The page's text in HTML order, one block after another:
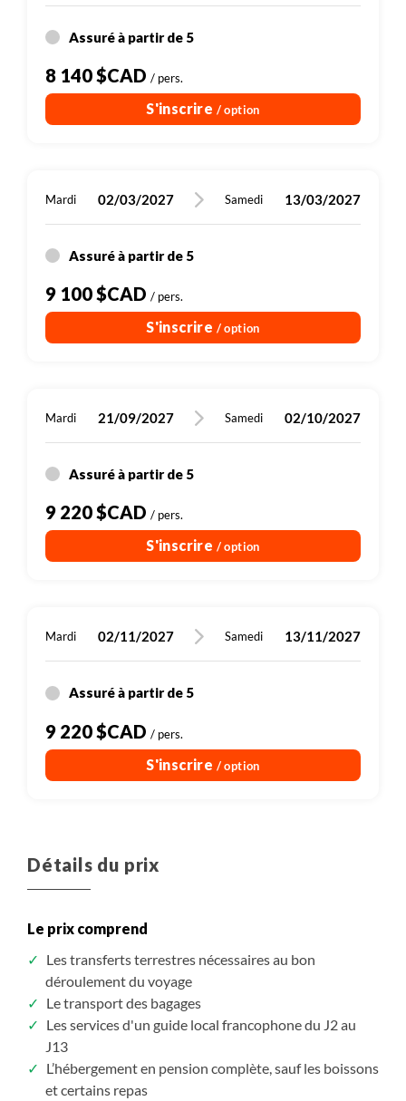
chanter au sein du temple.
l'itinéraire sur place.
Assuré à partir de 5
8 140 $CAD / pers.
S'inscrire / option
Mardi 02/03/2027 Samedi 13/03/2027
Assuré à partir de 5
9 100 $CAD / pers.
S'inscrire / option
Mardi 21/09/2027 Samedi 02/10/2027
Assuré à partir de 5
9 220 $CAD / pers.
S'inscrire / option
Mardi 02/11/2027 Samedi 13/11/2027
Assuré à partir de 5
9 220 $CAD / pers.
S'inscrire / option
Détails du prix
Le prix comprend
Les transferts terrestres nécessaires au bon
déroulement du voyage
Le transport des bagages
Les services d'un guide local francophone du J2 au
J13
L’hébergement en pension complète, sauf les boissons
et certains repas